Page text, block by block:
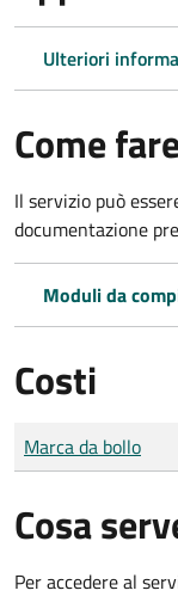
Ulteriori
Come
Il servizio può
documentazione
Moduli da
Costi
Tipo di pagamento
Importo
Marca da bollo
Cosa
Per accedere al